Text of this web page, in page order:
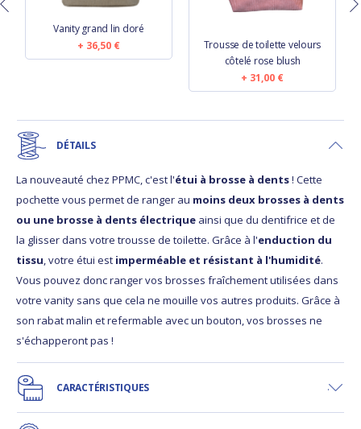
Vanity grand lin doré
36,50 €
Trousse de toilette velours
côtelé rose blush
31,00 €
DÉTAILS
La nouveauté chez PPMC, c'est l'étui à brosse à dents! Cette
pochette vous permet de ranger au moins deux brosses à dents
ou une brosse à dents électrique ainsi que du dentifrice et de
la glisser dans votre trousse de toilette. Grâce à l'enduction du
tissu, votre étui est imperméable et résistant à l'humidité.
Vous pouvez donc ranger vos brosses fraîchement utilisées dans
votre vanity sans que cela ne mouille vos autres produits. Grâce à
son rabat malin et refermable avec un bouton, vos brosses ne
s'échapperont pas !
CARACTÉRISTIQUES